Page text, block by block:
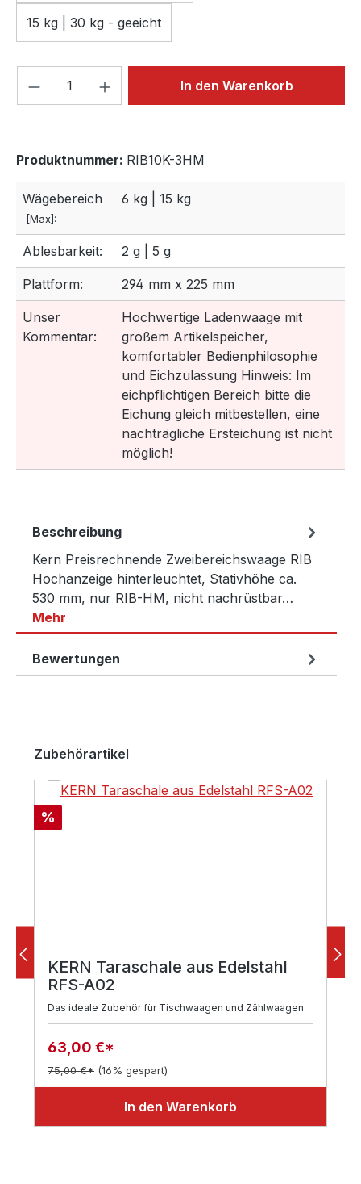
15 kg | 30 kg - geeicht
Produkt Anzahl: Gib denIn den Warenkorb
Produktnummer: RIB10K-3HM
Wägebereich
[Max]:
6 kg | 15 kg
Ablesbarkeit: 2 g | 5 g
Plattform: 294 mm x 225 mm
Unser
Kommentar:
Hochwertige Ladenwaage mit
großem Artikelspeicher,
komfortabler Bedienphilosophie
und Eichzulassung Hinweis: Im
eichpflichtigen Bereich bitte die
Eichung gleich mitbestellen, eine
nachträgliche Ersteichung ist nicht
möglich!
Beschreibung
Kern Preisrechnende Zweibereichswaage RIB
Hochanzeige hinterleuchtet, Stativhöhe ca.
530 mm, nur RIB-HM, nicht nachrüstbar…
Mehr
Bewertungen
Produktgalerie überspringen
Zubehörartikel
Rabatt
%
KERN Taraschale aus Edelstahl
RFS-A02
Das ideale Zubehör für Tischwaagen und Zählwaagen
63,00 €*
75,00 €* (16% gespart)
In den Warenkorb